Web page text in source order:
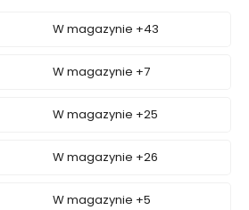
W magazynie +43
W magazynie +7
W magazynie +25
W magazynie +26
W magazynie +5